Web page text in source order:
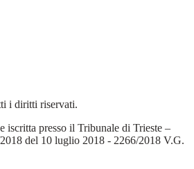
i diritti riservati.
iscritta presso il Tribunale di Trieste –
del 10 luglio 2018 - 2266/2018 V.G.